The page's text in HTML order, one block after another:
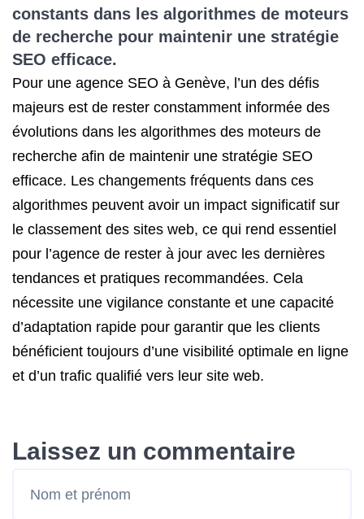
constants dans les algorithmes de moteurs
de recherche pour maintenir une stratégie
SEO efficace.
Pour une agence SEO à Genève, l’un des défis
majeurs est de rester constamment informée des
évolutions dans les algorithmes des moteurs de
recherche afin de maintenir une stratégie SEO
efficace. Les changements fréquents dans ces
algorithmes peuvent avoir un impact significatif sur
le classement des sites web, ce qui rend essentiel
pour l’agence de rester à jour avec les dernières
tendances et pratiques recommandées. Cela
nécessite une vigilance constante et une capacité
d’adaptation rapide pour garantir que les clients
bénéficient toujours d’une visibilité optimale en ligne
et d’un trafic qualifié vers leur site web.
Laissez un commentaire